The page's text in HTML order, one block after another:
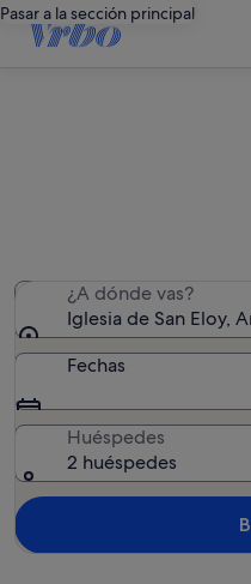
Pasar a la sección principal
¿A dónde vas?
Iglesia de San Eloy,
Fechas
Huéspedes
2 huéspedes